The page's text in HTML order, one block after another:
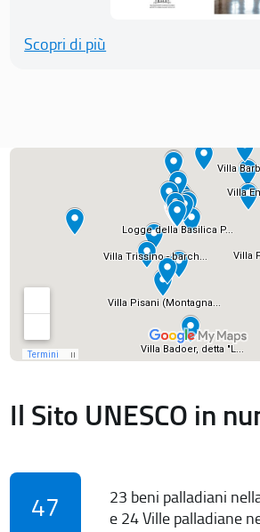
Scopri di più
Il Sito UNESCO in
47
23 beni palladiani
e 24 Ville palladiane